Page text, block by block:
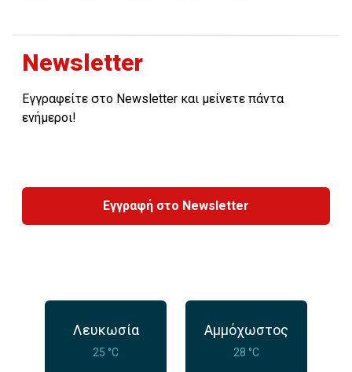
Newsletter
Εγγραφείτε στο Newsletter και μείνετε πάντα
ενήμεροι!
Εγγραφή στο Newsletter
Λευκωσία
25 °C
Αμμόχωστος
28 °C